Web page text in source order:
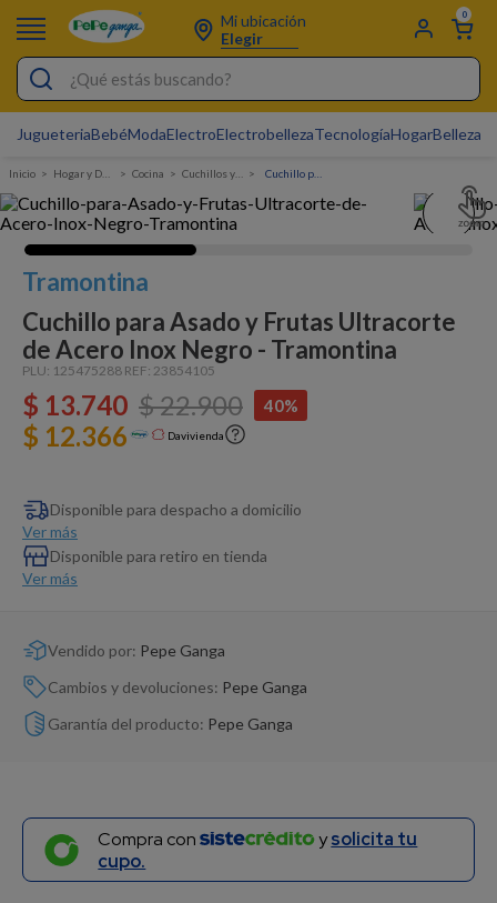
Mi ubicación
Elegir
0
¿Qué estás buscando?
JugueteriaBebéModaElectroElectrobellezaTecnologíaHogarBelleza
Hogar y Decoracion Cocina Cuchillos y tablas
Tramontina
Cuchillo para Asado y Frutas Ultracorte
de Acero Inox Negro - Tramontina
PLU: 125475288 REF: 23854105
$ 13.740 $22.900 40%
$ 12.366 Davivienda
Disponible para despacho a domicilio
Ver más
Disponible para retiro en tienda
Ver más
Vendido por: Pepe Ganga
Cambios y devoluciones: Pepe Ganga
Garantía del producto: Pepe Ganga
Compra con ysolicita tu
cupo.
Pijamas
Electro
Figuras Toy Story
Carters
Silla Mecedora Bebé
Cuna Colecho
Dinosaurio Juguete